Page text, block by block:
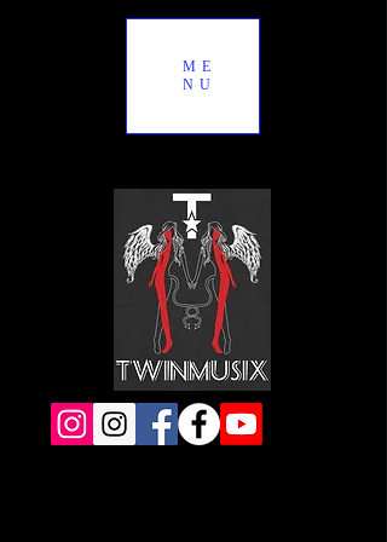
ME
NU